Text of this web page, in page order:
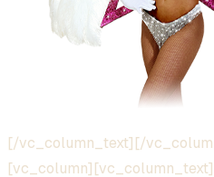
[/vc_column_text][/